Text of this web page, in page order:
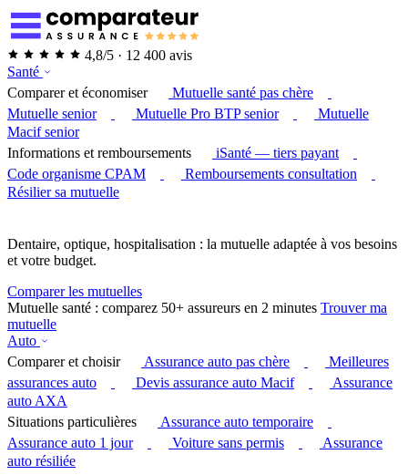
4,8/5 · 12 400 avis
Santé
Comparer et économiser
Mutuelle santé pas chère
Mutuelle senior
Mutuelle Pro BTP senior
Mutuelle
Macif senior
Informations et remboursements
iSanté — tiers payant
Code organisme CPAM
Remboursements consultation
Résilier sa mutuelle
Dentaire, optique, hospitalisation : la mutuelle adaptée à vos besoins
et votre budget.
Comparer les mutuelles
Mutuelle santé : comparez 50+ assureurs en 2 minutes Trouver ma
mutuelle
Auto
Comparer et choisir
Assurance auto pas chère
Meilleures
assurances auto
Devis assurance auto Macif
Assurance
auto AXA
Situations particulières
Assurance auto temporaire
Assurance auto 1 jour
Voiture sans permis
Assurance
auto résiliée